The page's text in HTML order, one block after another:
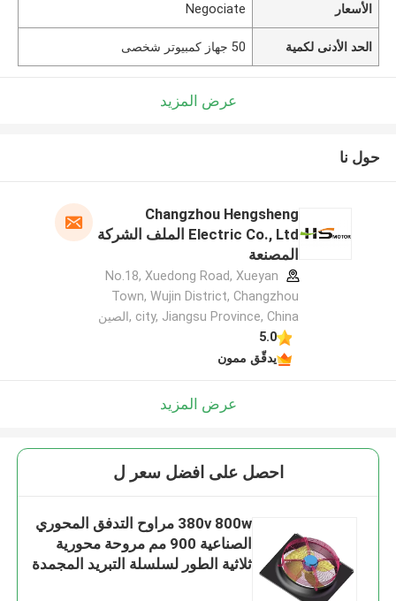
الأسعار Negociate
الحد الأدنى لكمية 50 جهاز كمبيوتر شخصى
عرض المزيد
حول نا
Changzhou Hengsheng
Electric Co., Ltd الملف الشركة
المصنعة
No.18, Xuedong Road, Xueyan
Town, Wujin District, Changzhou
city, Jiangsu Province, China ,الصين
5.0
يدقّق ممون
عرض المزيد
احصل على افضل سعر ل
380v 800w مراوح التدفق المحوري
الصناعية 900 مم مروحة محورية
ثلاثية الطور لسلسلة التبريد المجمدة